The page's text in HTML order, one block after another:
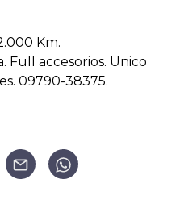
Km.
Full accesorios. Unico
09790-38375.